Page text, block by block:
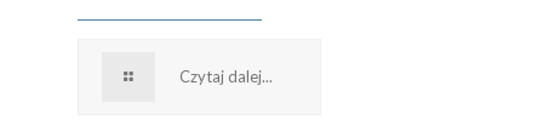
Czytaj dalej...